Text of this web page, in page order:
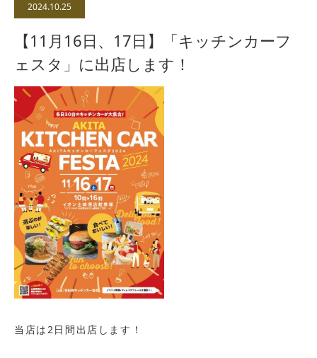
2024.10.25
【11月16日、17日】「キッチンカーフ
ェスタ」に出店します！
当店は2日間出店します！